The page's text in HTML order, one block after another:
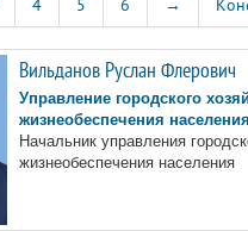
4 5 6 →
Вильданов Руслан Флерович
Управление городского
жизнеобеспечения населения
Начальник управления
жизнеобеспечения населения